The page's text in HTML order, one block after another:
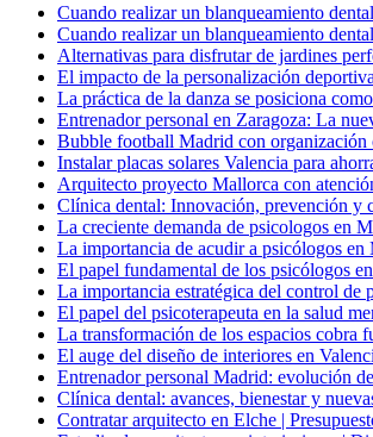
Cuando realizar un blanqueamiento
Cuando realizar un blanqueamiento
Alternativas para disfrutar de jardines
El impacto de la personalización
La práctica de la danza se posiciona
Entrenador personal en Zaragoza: La
Bubble football Madrid con organización
Instalar placas solares Valencia para
Arquitecto proyecto Mallorca con
Clínica dental: Innovación, prevención y
La creciente demanda de psicologos en
La importancia de acudir a psicólogos
El papel fundamental de los psicólogos
La importancia estratégica del control de
El papel del psicoterapeuta en la salud
La transformación de los espacios cobra
El auge del diseño de interiores en
Entrenador personal Madrid: evolución
Clínica dental: avances, bienestar y
Contratar arquitecto en Elche |